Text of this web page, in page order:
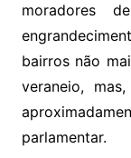
moradores
bairros não
veraneio,
parlamentar.